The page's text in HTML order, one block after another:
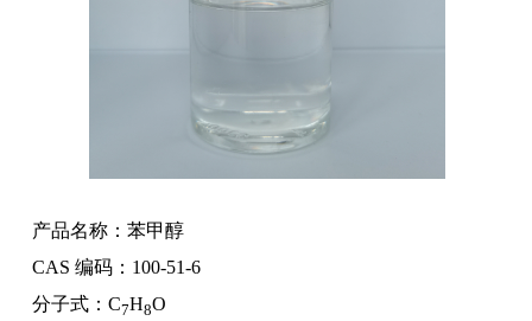
产品名称：苯甲醇
CAS 编码：100-51-6
分子式：C7H8O